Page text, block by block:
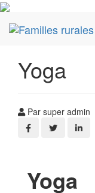
Yoga
Par super admin
Yoga